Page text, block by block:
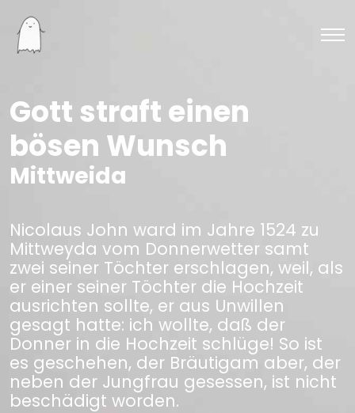
Gott straft einen
bösen Wunsch
Mittweida
Nicolaus John ward im Jahre 1524 zu
Mittweyda vom Donnerwetter samt
zwei seiner Töchter erschlagen, weil, als
er einer seiner Töchter die Hochzeit
ausrichten sollte, er aus Unwillen
gesagt hatte: ich wollte, daß der
Donner in die Hochzeit schlüge! So ist
es geschehen, der Bräutigam aber, der
neben der Jungfrau gesessen, ist nicht
beschädigt worden.